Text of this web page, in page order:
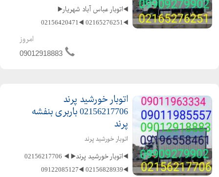
◀️اتوبار عباس آباد شهریار▶️
◀️02165276251 ◀️02156420471
◀️09011985557 ◀️09012918883
امروز
09012918883
اتوبار خورشید پرند
02156217706 باربری بنفشه
پرند
اتوبار خورشید پرند
◀️اتوبار خورشید پرند▶️ ◀️ 02156217706
◀️02156828939 ◀️09122085127